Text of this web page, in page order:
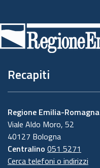
di
pagina
Recapiti
Regione Emilia-Romagna
Viale Aldo Moro, 52
40127 Bologna
Centralino 051 5271
Cerca telefoni o indirizzi